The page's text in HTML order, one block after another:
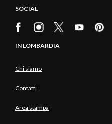
SOCIAL
IN LOMBARDIA
Chi siamo
Contatti
Area stampa